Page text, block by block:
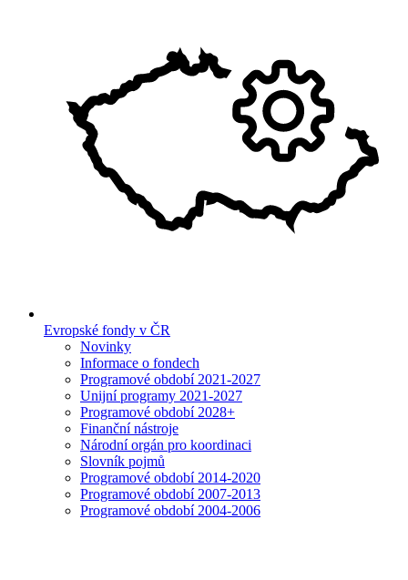
Evropské fondy v ČR
Novinky
Informace o fondech
Programové období 2021-2027
Unijní programy 2021-2027
Programové období 2028+
Finanční nástroje
Národní orgán pro koordinaci
Slovník pojmů
Programové období 2014-2020
Programové období 2007-2013
Programové období 2004-2006